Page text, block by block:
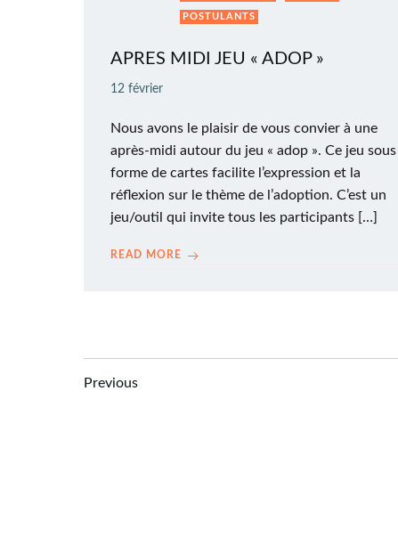
POSTULANTS
APRES MIDI JEU « ADOP »
12 février
Nous avons le plaisir de vous convier à une
après-midi autour du jeu « adop ». Ce jeu sous
forme de cartes facilite l’expression et la
réflexion sur le thème de l’adoption. C’est un
jeu/outil qui invite tous les participants […]
READ MORE
Posts
Previous